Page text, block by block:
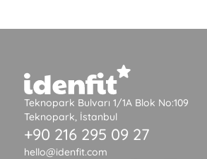
Teknopark Bulvarı 1/1A Blok No:109
Teknopark, İstanbul
+90 216 295 09 27
hello@idenfit.com